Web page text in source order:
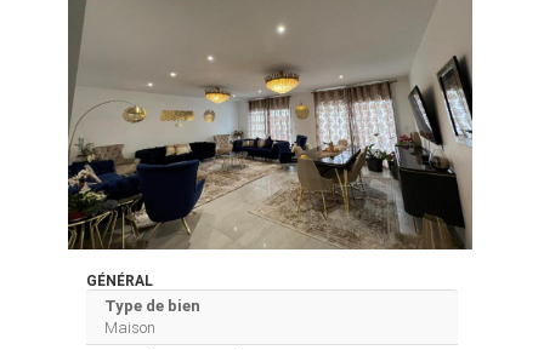
GÉNÉRAL
Type de bien
Maison